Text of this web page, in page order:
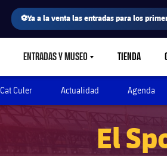
⚽Ya a la venta las entradas para los
ENTRADAS Y MUSEOLABEL.SHARE.CARETDOWN
TIENDA
Cat Culer Actualidad Agenda
El